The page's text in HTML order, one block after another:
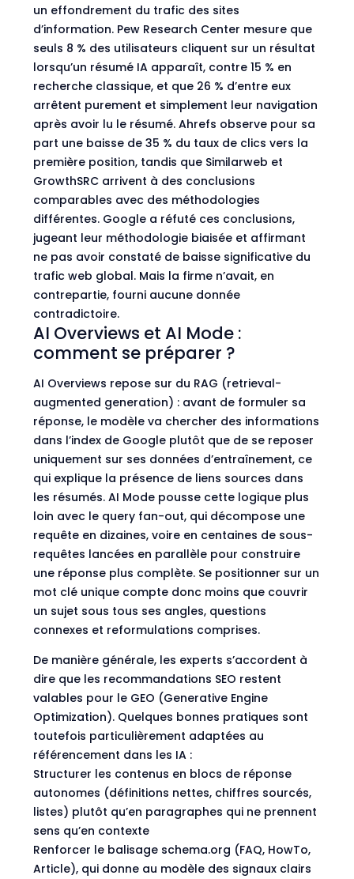
un effondrement du trafic des sites
d’information. Pew Research Center mesure que
seuls 8 % des utilisateurs cliquent sur un résultat
lorsqu’un résumé IA apparaît, contre 15 % en
recherche classique, et que 26 % d’entre eux
arrêtent purement et simplement leur navigation
après avoir lu le résumé. Ahrefs observe pour sa
part une baisse de 35 % du taux de clics vers la
première position, tandis que Similarweb et
GrowthSRC arrivent à des conclusions
comparables avec des méthodologies
différentes. Google a réfuté ces conclusions,
jugeant leur méthodologie biaisée et affirmant
ne pas avoir constaté de baisse significative du
trafic web global. Mais la firme n’avait, en
contrepartie, fourni aucune donnée
contradictoire.
AI Overviews et AI Mode :
comment se préparer ?
AI Overviews repose sur du RAG (retrieval-
augmented generation) : avant de formuler sa
réponse, le modèle va chercher des informations
dans l’index de Google plutôt que de se reposer
uniquement sur ses données d’entraînement, ce
qui explique la présence de liens sources dans
les résumés. AI Mode pousse cette logique plus
loin avec le query fan-out, qui décompose une
requête en dizaines, voire en centaines de sous-
requêtes lancées en parallèle pour construire
une réponse plus complète. Se positionner sur un
mot clé unique compte donc moins que couvrir
un sujet sous tous ses angles, questions
connexes et reformulations comprises.
De manière générale, les experts s’accordent à
dire que les recommandations SEO restent
valables pour le GEO (Generative Engine
Optimization). Quelques bonnes pratiques sont
toutefois particulièrement adaptées au
référencement dans les IA :
Structurer les contenus en blocs de réponse
autonomes (définitions nettes, chiffres sourcés,
listes) plutôt qu’en paragraphes qui ne prennent
sens qu’en contexte
Renforcer le balisage schema.org (FAQ, HowTo,
Article), qui donne au modèle des signaux clairs